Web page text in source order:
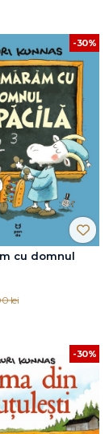
-30%
cu domnul
lei
-30%